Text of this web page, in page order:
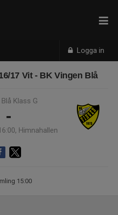
Logga in
17 Vit - BK Vingen Blå
Klass G
-
Himnahallen
15:00